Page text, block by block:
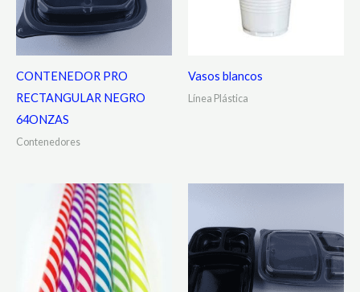
CONTENEDOR PRO
RECTANGULAR NEGRO
64ONZAS
Contenedores
Vasos blancos
Línea Plástica